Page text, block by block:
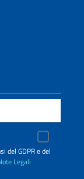
del GDPR e del
Legali